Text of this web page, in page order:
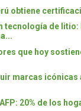
obtiene
tecnología de litio:
que hoy
marcas
20% de los